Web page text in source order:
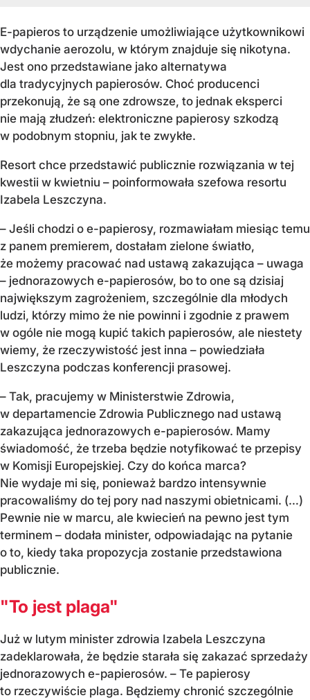
E-papieros to urządzenie umożliwiające użytkownikowi
wdychanie aerozolu, w którym znajduje się nikotyna.
Jest ono przedstawiane jako alternatywa
dla tradycyjnych papierosów. Choć producenci
przekonują, że są one zdrowsze, to jednak eksperci
nie mają złudzeń: elektroniczne papierosy szkodzą
w podobnym stopniu, jak te zwykłe.
Resort chce przedstawić publicznie rozwiązania w tej
kwestii w kwietniu – poinformowała szefowa resortu
Izabela Leszczyna.
– Jeśli chodzi o e-papierosy, rozmawiałam miesiąc temu
z panem premierem, dostałam zielone światło,
że możemy pracować nad ustawą zakazująca – uwaga
– jednorazowych e-papierosów, bo to one są dzisiaj
największym zagrożeniem, szczególnie dla młodych
ludzi, którzy mimo że nie powinni i zgodnie z prawem
w ogóle nie mogą kupić takich papierosów, ale niestety
wiemy, że rzeczywistość jest inna – powiedziała
Leszczyna podczas konferencji prasowej.
– Tak, pracujemy w Ministerstwie Zdrowia,
w departamencie Zdrowia Publicznego nad ustawą
zakazująca jednorazowych e-papierosów. Mamy
świadomość, że trzeba będzie notyfikować te przepisy
w Komisji Europejskiej. Czy do końca marca?
Nie wydaje mi się, ponieważ bardzo intensywnie
pracowaliśmy do tej pory nad naszymi obietnicami. (…)
Pewnie nie w marcu, ale kwiecień na pewno jest tym
terminem – dodała minister, odpowiadając na pytanie
o to, kiedy taka propozycja zostanie przedstawiona
publicznie.
"To jest plaga"
Już w lutym minister zdrowia Izabela Leszczyna
zadeklarowała, że będzie starała się zakazać sprzedaży
jednorazowych e-papierosów. – Te papierosy
to rzeczywiście plaga. Będziemy chronić szczególnie